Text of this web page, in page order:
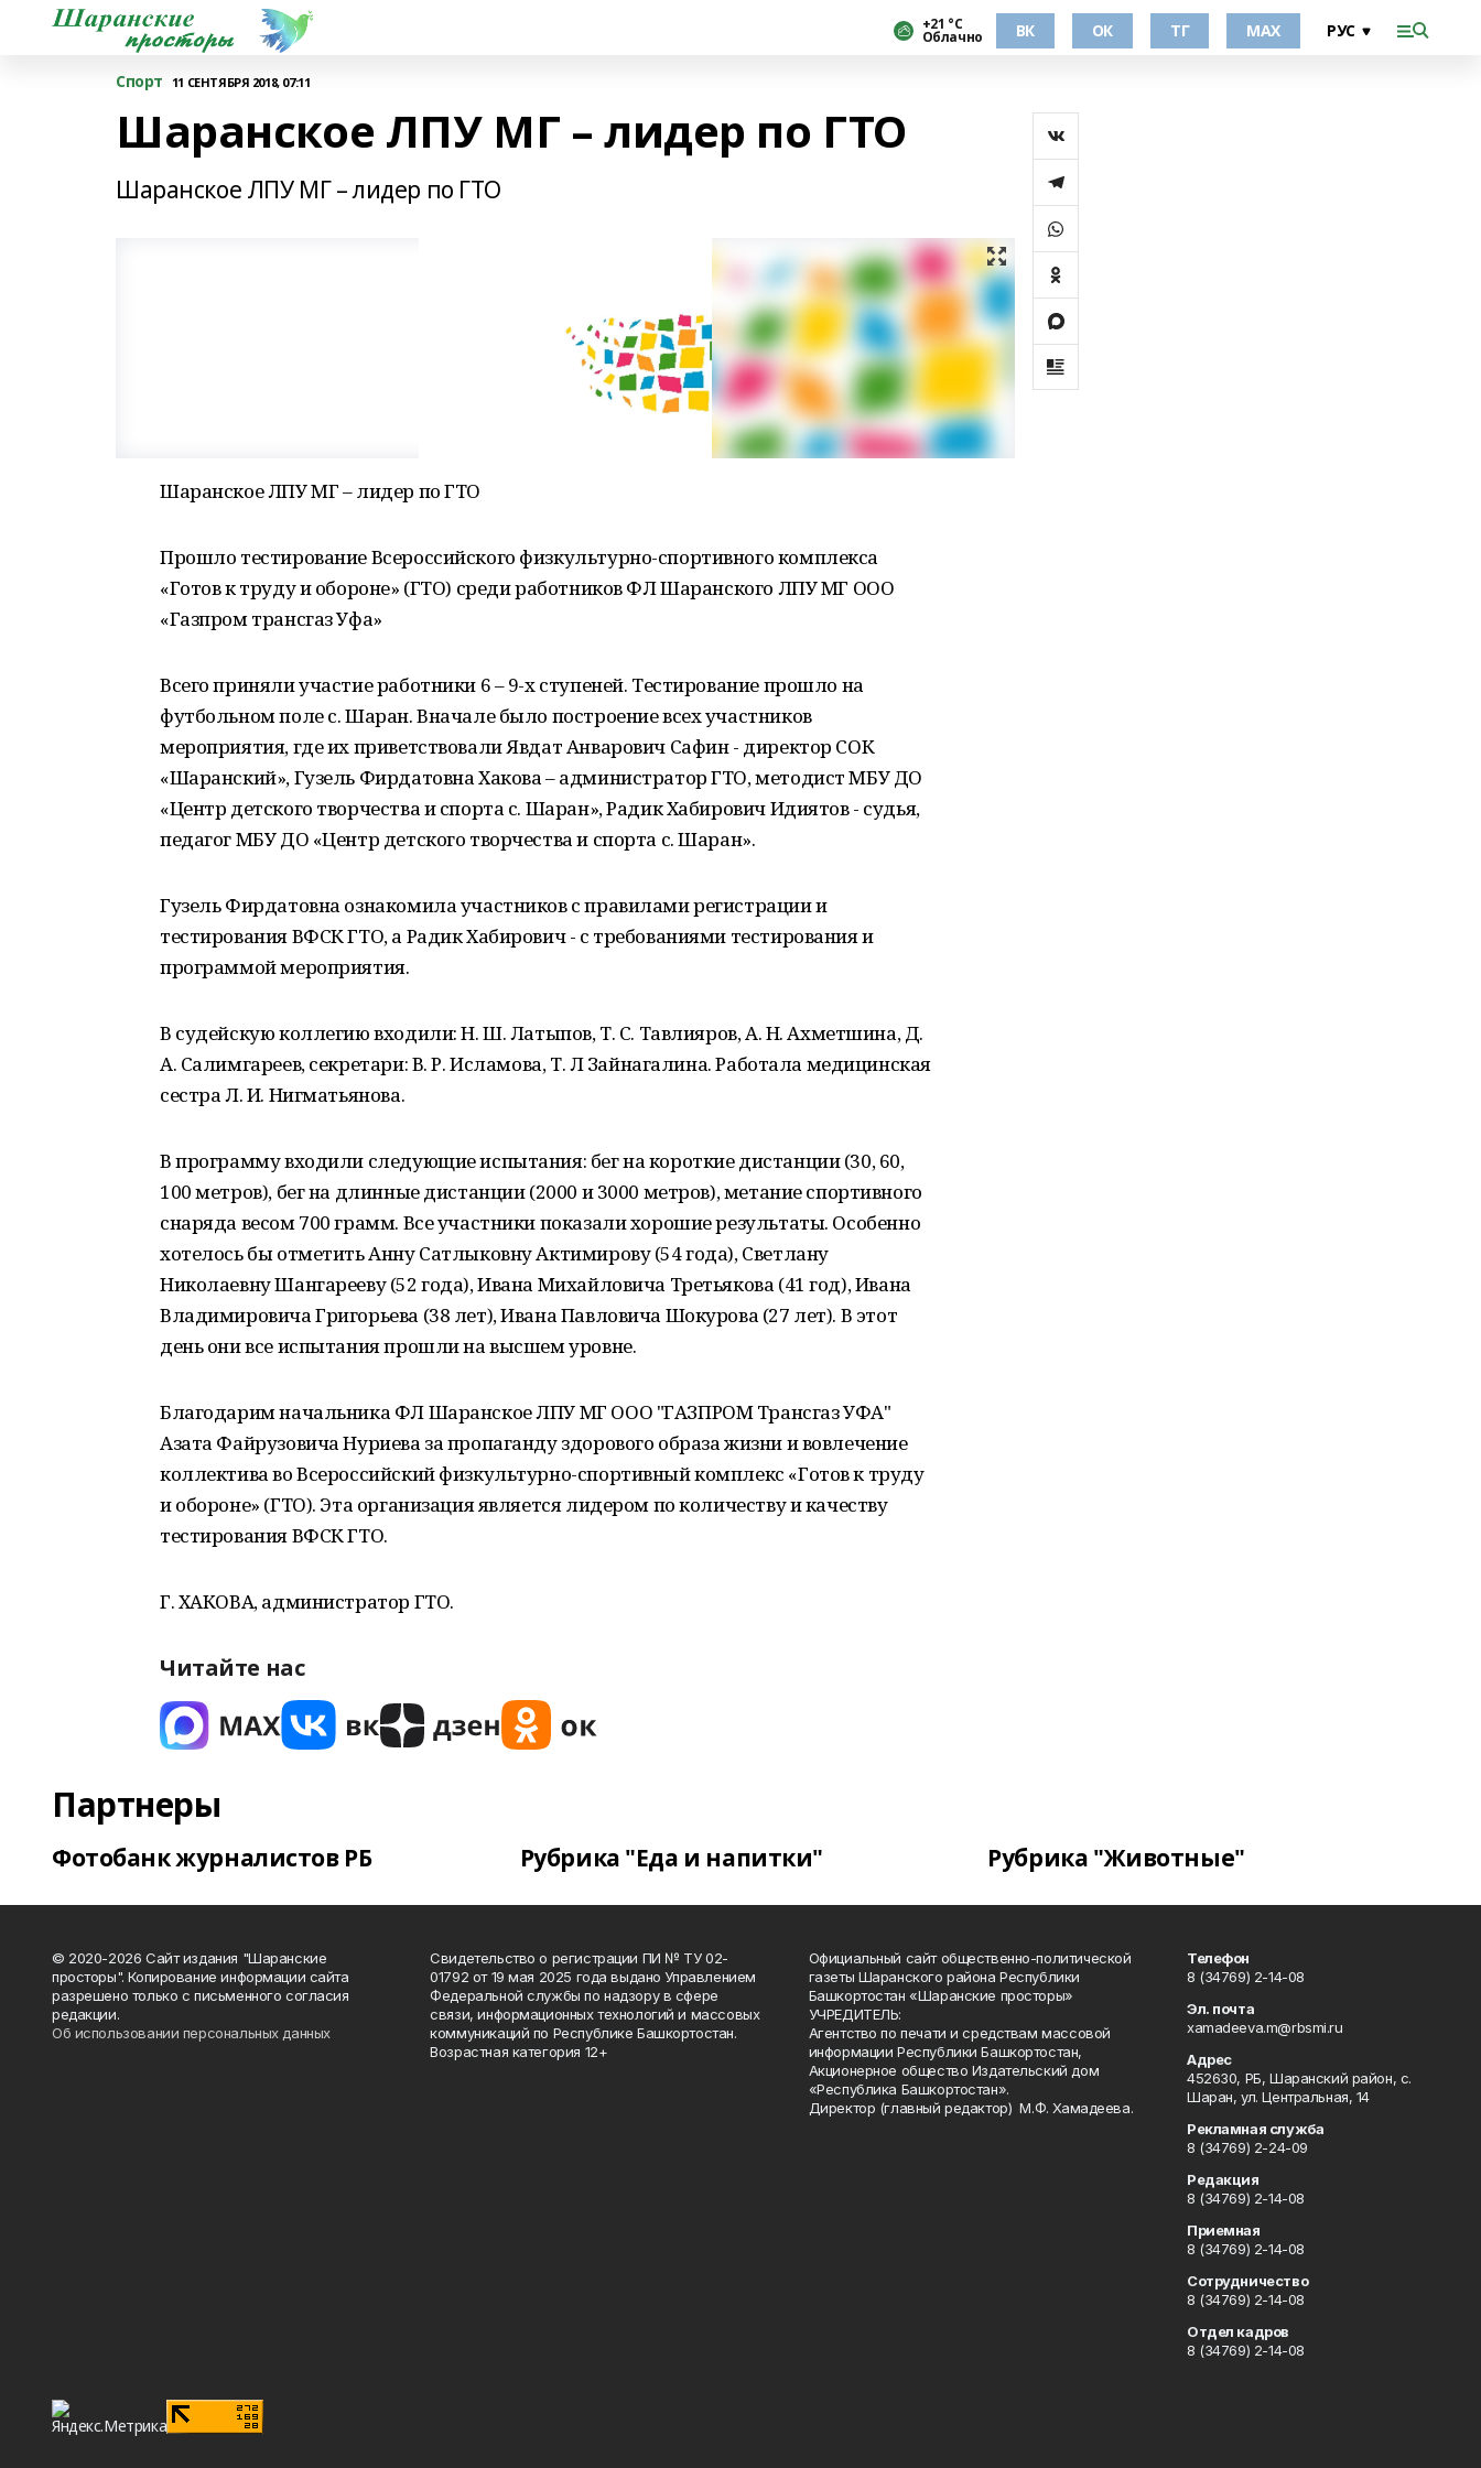
+21 °С
Облачно ВК ОК ТГ МАХ
Спорт 11 СЕНТЯБРЯ 2018, 07:11
Шаранское ЛПУ МГ – лидер по ГТО
Шаранское ЛПУ МГ – лидер по ГТО
Шаранское ЛПУ МГ – лидер по ГТО
Прошло тестирование Всероссийского физкультурно-спортивного комплекса
«Готов к труду и обороне» (ГТО) среди работников ФЛ Шаранского ЛПУ МГ ООО
«Газпром трансгаз Уфа»
Всего приняли участие работники 6 – 9-х ступеней. Тестирование прошло на
футбольном поле с. Шаран. Вначале было построение всех участников
мероприятия, где их приветствовали Явдат Анварович Сафин - директор СОК
«Шаранский», Гузель Фирдатовна Хакова – администратор ГТО, методист МБУ ДО
«Центр детского творчества и спорта с. Шаран», Радик Хабирович Идиятов - судья,
педагог МБУ ДО «Центр детского творчества и спорта с. Шаран».
Гузель Фирдатовна ознакомила участников с правилами регистрации и
тестирования ВФСК ГТО, а Радик Хабирович - с требованиями тестирования и
программой мероприятия.
В судейскую коллегию входили: Н. Ш. Латыпов, Т. С. Тавлияров, А. Н. Ахметшина, Д.
А. Салимгареев, секретари: В. Р. Исламова, Т. Л Зайнагалина. Работала медицинская
сестра Л. И. Нигматьянова.
В программу входили следующие испытания: бег на короткие дистанции (30, 60,
100 метров), бег на длинные дистанции (2000 и 3000 метров), метание спортивного
снаряда весом 700 грамм. Все участники показали хорошие результаты. Особенно
хотелось бы отметить Анну Сатлыковну Актимирову (54 года), Светлану
Николаевну Шангарееву (52 года), Ивана Михайловича Третьякова (41 год), Ивана
Владимировича Григорьева (38 лет), Ивана Павловича Шокурова (27 лет). В этот
день они все испытания прошли на высшем уровне.
Благодарим начальника ФЛ Шаранское ЛПУ МГ ООО "ГАЗПРОМ Трансгаз УФА"
Азата Файрузовича Нуриева за пропаганду здорового образа жизни и вовлечение
коллектива во Всероссийский физкультурно-спортивный комплекс «Готов к труду
и обороне» (ГТО). Эта организация является лидером по количеству и качеству
тестирования ВФСК ГТО.
Г. ХАКОВА, администратор ГТО.
Читайте нас
Партнеры
Фотобанк журналистов РБ Рубрика "Еда и напитки" Рубрика "Животные"
© 2020-2026 Сайт издания "Шаранские
просторы". Копирование информации сайта
разрешено только с письменного согласия
редакции.
Об использовании персональных данных
Свидетельство о регистрации ПИ № ТУ 02-
01792 от 19 мая 2025 года выдано Управлением
Федеральной службы по надзору в сфере
связи, информационных технологий и массовых
коммуникаций по Республике Башкортостан.
Возрастная категория 12+
Официальный сайт общественно-политической
газеты Шаранского района Республики
Башкортостан «Шаранские просторы»
УЧРЕДИТЕЛЬ:
Агентство по печати и средствам массовой
информации Республики Башкортостан,
Акционерное общество Издательский дом
«Республика Башкортостан».
Директор (главный редактор) М.Ф. Хамадеева.
Телефон
8 (34769) 2-14-08
Эл. почта
xamadeeva.m@rbsmi.ru
Адрес
452630, РБ, Шаранский район, с.
Шаран, ул. Центральная, 14
Рекламная служба
8 (34769) 2-24-09
Редакция
8 (34769) 2-14-08
Приемная
8 (34769) 2-14-08
Сотрудничество
8 (34769) 2-14-08
Отдел кадров
8 (34769) 2-14-08